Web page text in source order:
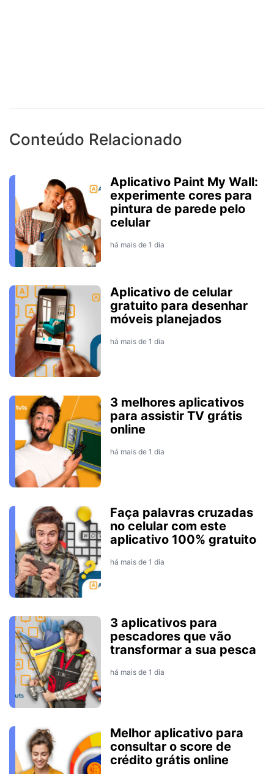
Conteúdo Relacionado
Aplicativo Paint My Wall:
experimente cores para
pintura de parede pelo
celular
há mais de 1 dia
Aplicativo de celular
gratuito para desenhar
móveis planejados
há mais de 1 dia
3 melhores aplicativos
para assistir TV grátis
online
há mais de 1 dia
Faça palavras cruzadas
no celular com este
aplicativo 100% gratuito
há mais de 1 dia
3 aplicativos para
pescadores que vão
transformar a sua pesca
há mais de 1 dia
Melhor aplicativo para
consultar o score de
crédito grátis online